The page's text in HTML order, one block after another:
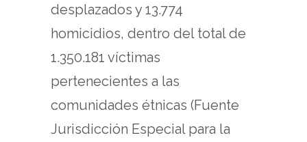
desplazados y 13.774
homicidios, dentro del total de
1.350.181 víctimas
pertenecientes a las
comunidades étnicas (Fuente
Jurisdicción Especial para la